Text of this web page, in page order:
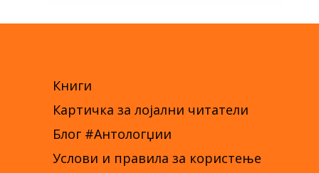
Книги
Картичка за лојални читатели
Блог #Антологџии
Услови и правила за користење